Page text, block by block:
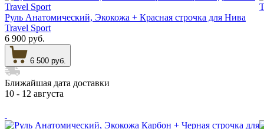
Руль Анатомический, Экокожа + Красная строчка для Нива
Travel Sport
6 900 руб.
6 500 руб.
Ближайшая дата доставки
10 - 12 августа